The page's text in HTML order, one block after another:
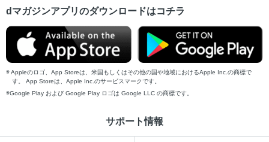
dマガジンアプリのダウンロードはコチラ
Appleのロゴ、App Storeは、米国もしくはその他の国や地域におけるApple Inc.の商標で
す。 App Storeは、Apple Inc.のサービスマークです。
Google Play および Google Play ロゴは Google LLC の商標です。
サポート情報